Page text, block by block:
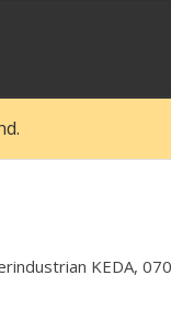
KEDA,